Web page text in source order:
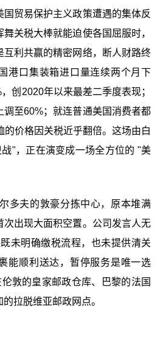
贸易保护主义政策遭遇的集体反
关税大棒就能迫使各国屈服时，
互利共赢的精密网络，断人财路终
港口集装箱进口量连续两个月下
创2020年以来最差二季度表现；
调至60%；就连普通美国消费者都
的价格因关税近乎翻倍。这场由白
"，正在演变成一场全方位的 "美
多夫的敦豪分拣中心，原本堆满
次出现大面积空置。公司发言人无
未明确缴税流程，也未提供清关
能顺利送达，暂停服务是唯一选
敦的皇家邮政仓库、巴黎的法国
拉脱维亚邮政网点。